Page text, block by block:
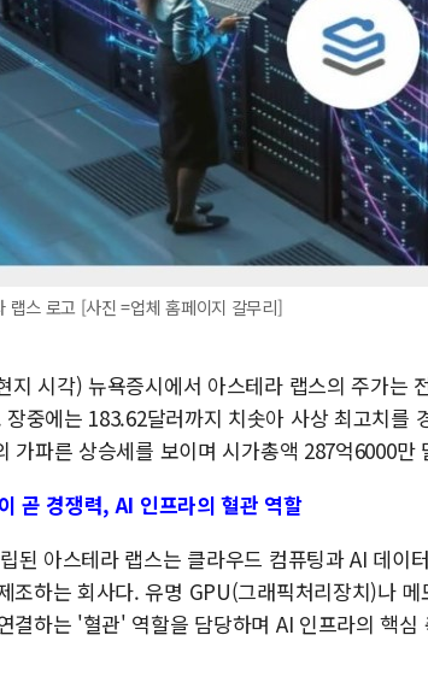
랩스 로고 [사진 =업체 홈페이지 갈무리]
지 시각) 뉴욕증시에서 아스테라 랩스의 주가는
장중에는 183.62달러까지 치솟아 사상 최고치를
가파른 상승세를 보이며 시가총액 287억6000만
곧 경쟁력, AI 인프라의 혈관 역할
된 아스테라 랩스는 클라우드 컴퓨팅과 AI 데이
조하는 회사다. 유명 GPU(그래픽처리장치)나
결하는 '혈관' 역할을 담당하며 AI 인프라의 핵심